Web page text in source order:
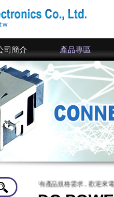
司簡介 產品專區
，倘若有產品規格需求，歡迎來電洽